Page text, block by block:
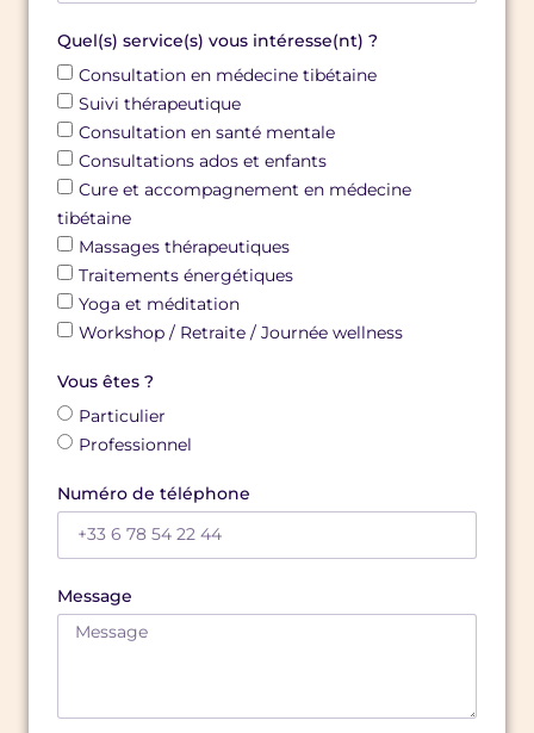
Quel(s) service(s) vous intéresse(nt) ?
Consultation en médecine tibétaine
Suivi thérapeutique
Consultation en santé mentale
Consultations ados et enfants
Cure et accompagnement en médecine
tibétaine
Massages thérapeutiques
Traitements énergétiques
Yoga et méditation
Workshop / Retraite / Journée wellness
Vous êtes ?
Particulier
Professionnel
Numéro de téléphone
Message